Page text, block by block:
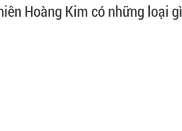
Hoàng Kim có những loại gì